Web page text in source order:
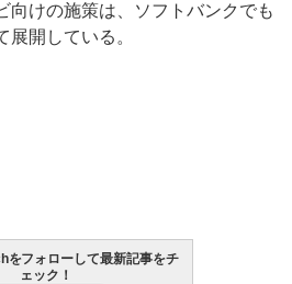
けの施策は、ソフトバンクでも
展開している。
をフォローして最新記事をチ
ェック！